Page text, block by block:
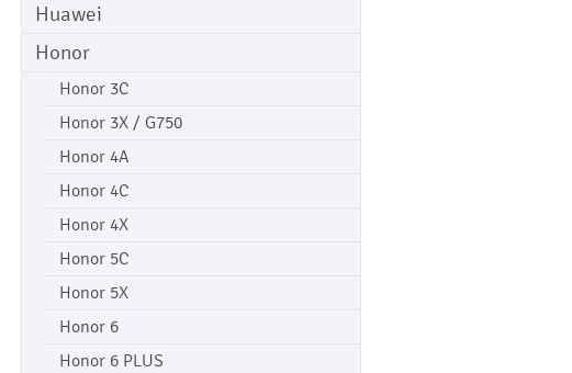
Huawei
Honor
Honor 3C
Honor 3X / G750
Honor 4A
Honor 4C
Honor 4X
Honor 5C
Honor 5X
Honor 6
Honor 6 PLUS